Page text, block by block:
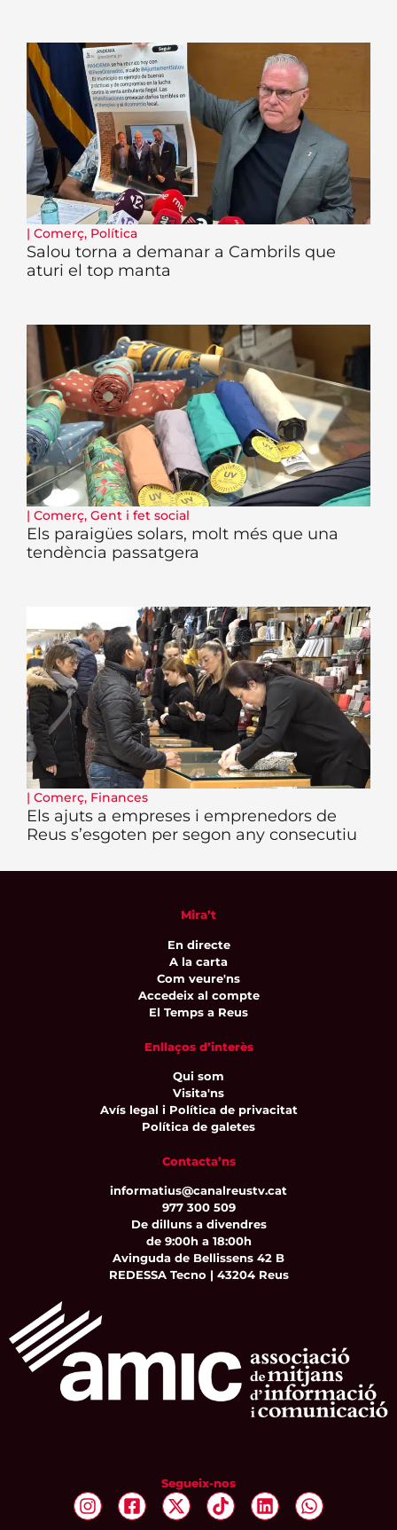
| Comerç, Política
Salou torna a demanar a Cambrils que
aturi el top manta
| Comerç, Gent i fet social
Els paraigües solars, molt més que una
tendència passatgera
| Comerç, Finances
Els ajuts a empreses i emprenedors de
Reus s’esgoten per segon any consecutiu
Mira’t
En directe
A la carta
Com veure'ns
Accedeix al compte
El Temps a Reus
Enllaços d’interès
Qui som
Visita'ns
Avís legal i Política de privacitat
Política de galetes
Contacta’ns
informatius@canalreustv.cat
977 300 509
De dilluns a divendres
de 9:00h a 18:00h
Avinguda de Bellissens 42 B
REDESSA Tecno | 43204 Reus
Segueix-nos